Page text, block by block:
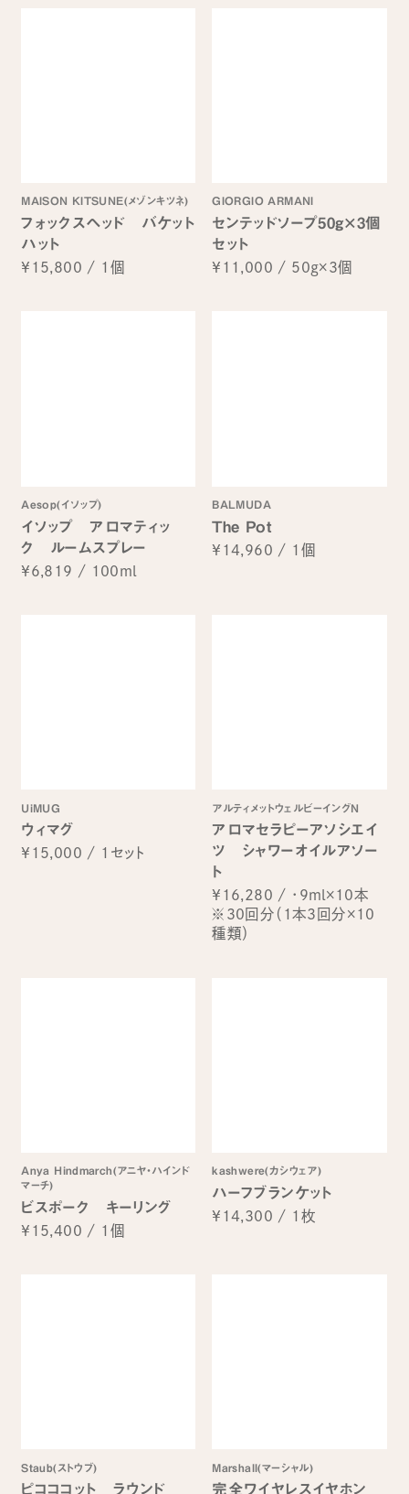
MAISON KITSUNE(メゾンキツネ)
フォックスヘッド バケット
ハット
¥15,800 / 1個
GIORGIO ARMANI
センテッドソープ50g×3個
セット
¥11,000 / 50g×3個
Aesop(イソップ)
イソップ アロマティッ
ク ルームスプレー
¥6,819 / 100ml
BALMUDA
The Pot
¥14,960 / 1個
UiMUG
ウィマグ
¥15,000 / 1セット
アルティメットウェルビーイングN
アロマセラピーアソシエイ
ツ シャワーオイルアソー
ト
¥16,280 / ・9ml×10本
※30回分（1本3回分×10
種類）
Anya Hindmarch(アニヤ・ハインド
マーチ)
ビスポーク キーリング
¥15,400 / 1個
kashwere(カシウェア)
ハーフブランケット
¥14,300 / 1枚
Staub(ストウブ)
ピコココット ラウンド
Marshall(マーシャル)
完全ワイヤレスイヤホン